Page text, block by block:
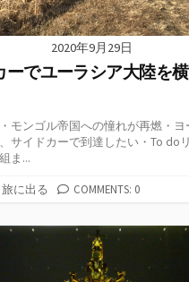
2020年9月29日
ーでユーラシア大陸を
モンゴル帝国への憧れが再燃・ヨ
サイドカーで到達したい・To do
ま...
旅に出る COMMENTS: 0